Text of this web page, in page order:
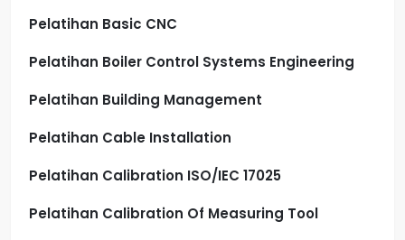
Pelatihan Basic CNC
Pelatihan Boiler Control Systems Engineering
Pelatihan Building Management
Pelatihan Cable Installation
Pelatihan Calibration ISO/IEC 17025
Pelatihan Calibration Of Measuring Tool